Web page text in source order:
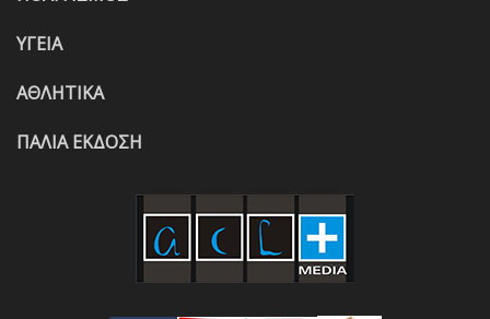
ΥΓΕΙΑ
ΑΘΛΗΤΙΚΑ
ΠΑΛΙΑ ΕΚΔΟΣΗ